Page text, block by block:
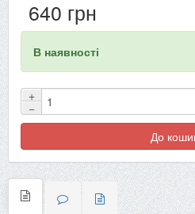
640 грн
В наявності
+
−
До